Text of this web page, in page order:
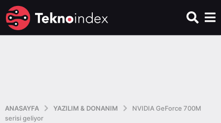
ANASAYFA YAZILIM & DONANIM
NVIDIA GeForce 700M
serisi geliyor